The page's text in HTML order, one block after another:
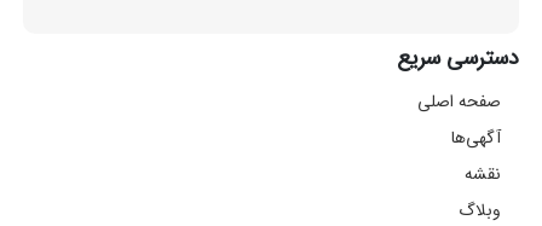
دسترسی سریع
صفحه اصلی
آگهی‌ها
نقشه
وبلاگ